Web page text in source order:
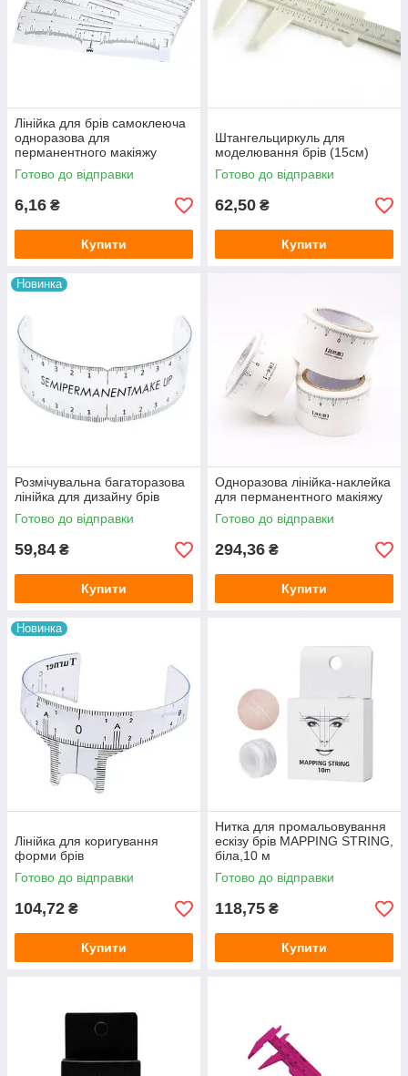
Лінійка для брів самоклеюча
одноразова для
перманентного макіяжу
Готово до відправки
6,16 ₴
Купити
Штангельциркуль для
моделювання брів (15см)
Готово до відправки
62,50 ₴
Купити
Новинка
Розмічувальна багаторазова
лінійка для дизайну брів
Готово до відправки
59,84 ₴
Купити
Одноразова лінійка-наклейка
для перманентного макіяжу
Готово до відправки
294,36 ₴
Купити
Новинка
Лінійка для коригування
форми брів
Готово до відправки
104,72 ₴
Купити
Нитка для промальовування
ескізу брів MAPPING STRING,
біла,10 м
Готово до відправки
118,75 ₴
Купити